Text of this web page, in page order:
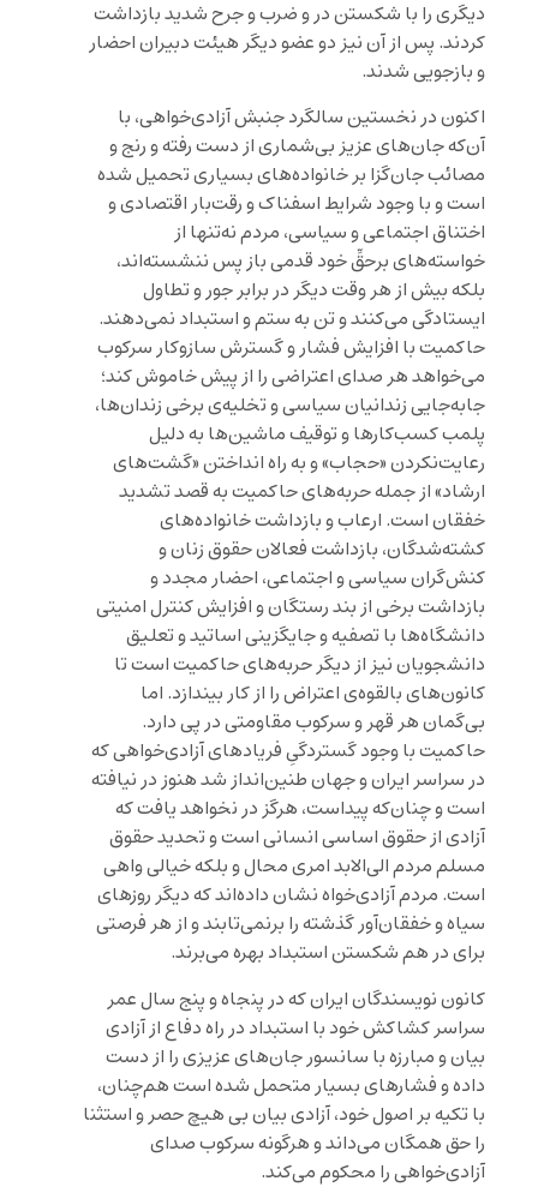
دیگری را با شکستن در و ضرب‌ و جرح شدید بازداشت
کردند. پس از آن نیز دو عضو دیگر هیئت دبیران احضار
و بازجویی شدند.
اکنون در نخستین سالگرد جنبش آزادی‌خواهی، با
آن‌که جان‌های عزیز بی‌شماری از دست رفته و رنج و
مصائب جان‌گزا بر خانواده‌های بسیاری تحمیل شده
است و با وجود شرایط اسفناک و رقت‌بار اقتصادی و
اختناق اجتماعی و سیاسی، مردم نه‌تنها از
خواسته‌های برحقِّ خود قدمی باز پس ننشسته‌اند،
بلکه بیش از هر وقت دیگر در برابر جور و تطاول
ایستادگی می‌کنند و تن به ستم و استبداد نمی‌دهند.
حاکمیت با افزایش فشار و گسترش سازوکار سرکوب
می‌خواهد هر صدای اعتراضی را از پیش خاموش کند؛
جابه‌جایی زندانیان سیاسی و تخلیه‌ی برخی زندان‌ها،
پلمب کسب‌کارها و توقیف ماشین‌ها به دلیل
رعایت‌نکردن «حجاب» و به راه انداختن «گشت‌های
ارشاد» از جمله‌ حربه‌های حاکمیت به قصد تشدید
خفقان است. ارعاب و بازداشت خانواده‌‌های
کشته‌شدگان، بازداشت فعالان حقوق زنان و
کنش‌گران سیاسی و اجتماعی، احضار مجدد و
بازداشت برخی از بند رستگان و افزایش کنترل امنیتی
دانشگاه‌ها با تصفیه و جایگزینی اساتید و تعلیق
دانشجویان نیز از دیگر حربه‌های حاکمیت است تا
کانون‌های بالقوه‌ی اعتراض را از کار بیندازد. اما
بی‌گمان هر قهر و سرکوب مقاومتی در پی دارد.
حاکمیت با وجود گستردگیِ فریادهای آزادی‌خواهی که
در سراسر ایران و جهان طنین‌انداز شد هنوز در نیافته
است و چنان‌که پیداست، هرگز در نخواهد یافت که
آزادی از حقوق اساسی انسانی است و تحدید حقوق
مسلم مردم الی‌الابد امری محال و بلکه خیالی واهی
است. مردم آزادی‌خواه نشان داده‌اند که دیگر روزهای
سیاه و خفقا‌ن‌آور گذشته را برنمی‌تابند و از هر فرصتی
برای در هم شکستن استبداد بهره می‌برند.
کانون نویسندگان ایران که در پنجاه و پنج سال عمر
سراسر کشاکش خود با استبداد در راه دفاع از آزادی
بیان و مبارزه با سانسور جان‌های عزیزی را از دست
داده و فشارهای بسیار متحمل شده است هم‌چنان،
با تکیه بر اصول خود، آزادی بیان بی هیچ حصر و استثنا
را حق همگان می‌داند‌ و هرگونه سرکوب صدای
آزادی‌خواهی را محکوم می‌کند.